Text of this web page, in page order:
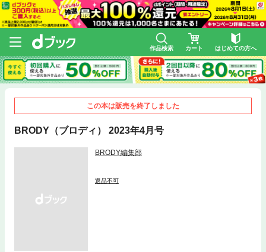
作品検索 カート はじめての方へ
この本は販売を終了しました
BRODY（ブロディ） 2023年4月号
BRODY編集部
返品不可